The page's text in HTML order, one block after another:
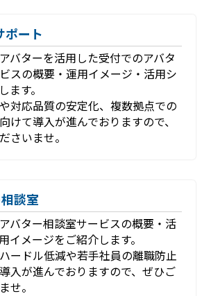
ポート
バターを活用した受付でのアバタ
スの概要・運用イメージ・活用シ
ます。
対応品質の安定化、複数拠点での
けて導入が進んでおりますので、
さいませ。
談室
バター相談室サービスの概要・活
イメージをご紹介します。
ードル低減や若手社員の離職防止
入が進んでおりますので、ぜひご
せ。